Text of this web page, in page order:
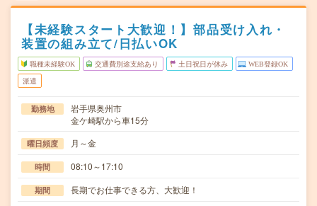
【未経験スタート大歓迎！】部品受け入れ・
装置の組み立て/日払いOK
職種未経験OK 交通費別途支給あり 土日祝日が休み WEB登録OK
派遣
勤務地
岩手県奥州市
金ケ崎駅から車15分
曜日頻度 月～金
時間 08:10～17:10
期間 長期でお仕事できる方、大歓迎！